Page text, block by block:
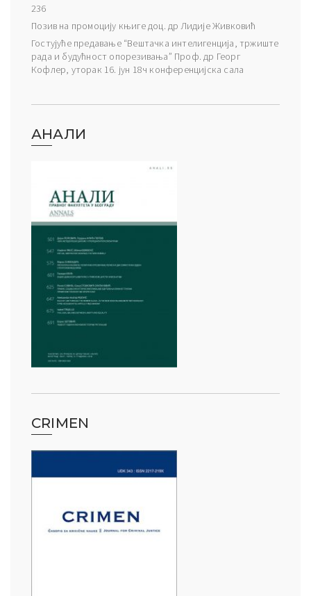
236
Позив на промоцију књиге доц. др Лидије Живковић
Гостујуће предавање “Вештачка интелигенција, тржиште
рада и будућност опорезивања” Проф. др Георг
Кофлер, уторак 16. јун 18ч конференцијска сала
АНАЛИ
CRIMEN